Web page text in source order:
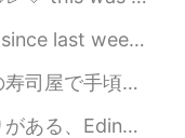
sunset🌇🌞 and soft moon setti...
しました!! スタッフが日本語が話せるで驚きました😂👌...
こっています! 2年目です。 月曜日の午後5時半に(10...